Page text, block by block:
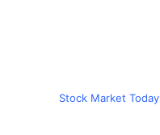
Stock Market Today